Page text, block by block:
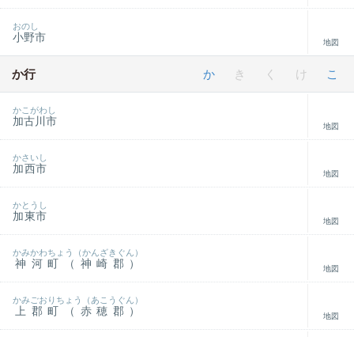
小野市
おのし
地図
か行 か き く け こ
加古川市
かこがわし
地図
加西市
かさいし
地図
加東市
かとうし
地図
神河町（神崎郡）
かみかわちょう（かんざきぐん）
地図
上郡町（赤穂郡）
かみごおりちょう（あこうぐん）
地図